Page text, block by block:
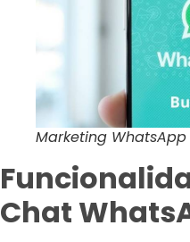
Marketing WhatsApp
Chat